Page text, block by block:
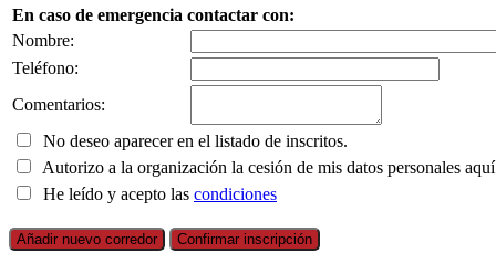
En caso de emergencia contactar con:
Nombre:
Teléfono:
Comentarios:
No deseo aparecer en el listado de inscritos.
Autorizo a la organización la cesión de mis datos personales
He leído y acepto las condiciones